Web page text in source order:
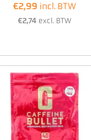
€2,99 incl. BTW
€2,74 excl. BTW